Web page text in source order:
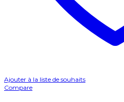
Ajouter à la liste de souhaits
Compare